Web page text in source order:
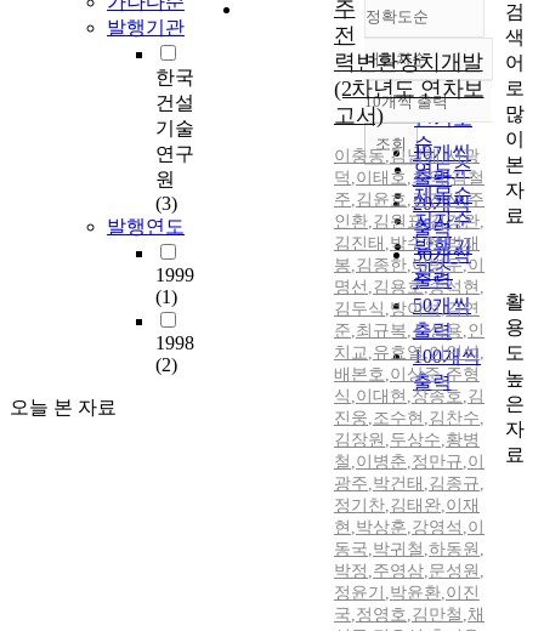
발행기관
한국
건설
기술
연구
원
(3)
발행연도
1999
(1)
1998
(2)
오늘 본 자료
정확도순
정확도
순
인기도
순
연도순
제목순
저자순
발행기
관순
내림차순
내림차순
10개씩 출력
10개씩
출력
20개씩
출력
30개씩
출력
50개씩
출력
100개씩
출력
조회
주
전
력변환장치개발
(2차년도 연차보
고서)
이충동,김남해,서광
덕 ,이태호,최익,김철
주,김윤호,김진선,주
인환,김원표,김경완,
김진태 ,박수현,박재
봉,김종한,이병우,이
명선 ,김용호,송석현 ,
김두식 ,방이석,김연
준,최규복,신성용,인
치교,유효열,이인석,
배본호,이상준,주형
식 ,이대현 ,장종호,김
진웅,조수현 ,김찬수,
김장원 ,두상수,황병
철 ,이병춘,정만규,이
광주,박건태 ,김종규,
정기찬,김태완,이재
현 ,박상훈,강영석 ,이
동국,박귀철 ,하동원 ,
박정 ,주영삼,문성원 ,
정윤기 ,박윤환,이진
국,정영호,김만철 ,채
검
색
어
로
많
이
본
자
료
활
용
도
높
은
자
료